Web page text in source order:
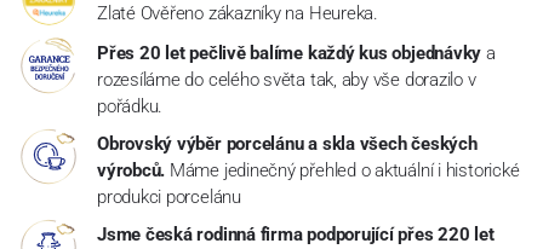
Zlaté Ověřeno zákazníky na Heureka.
Přes 20 let pečlivě balíme každý kus objednávky a
rozesíláme do celého světa tak, aby vše dorazilo v
pořádku.
Obrovský výběr porcelánu a skla všech českých
výrobců. Máme jedinečný přehled o aktuální i historické
produkci porcelánu
Jsme česká rodinná firma podporující přes 220 let